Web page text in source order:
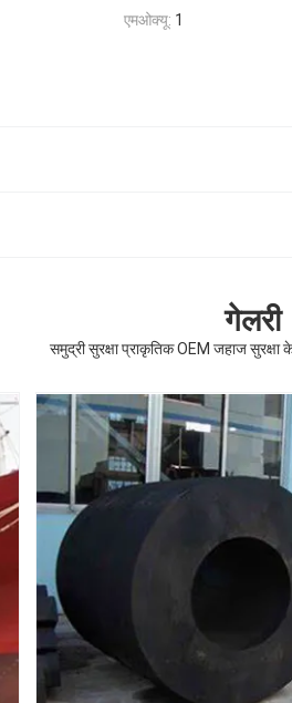
एमओक्यू: 1
गेलरी
समुद्री सुरक्षा प्राकृतिक OEM जहाज